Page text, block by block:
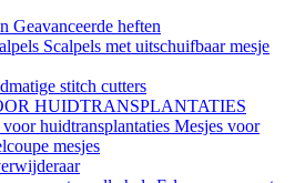
Geavanceerde heften
Scalpels met uitschuifbaar mesje
stitch cutters
HUIDTRANSPLANTATIES
huidtransplantaties Mesjes voor
mesjes